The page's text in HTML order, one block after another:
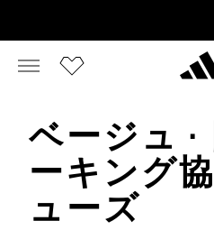
ベージュ ·
ーキング
ューズ